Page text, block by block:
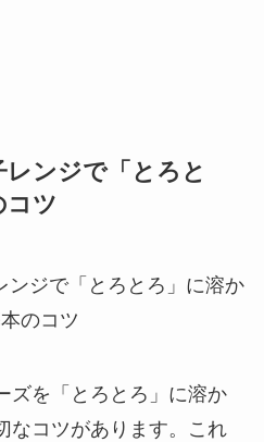
ンジで「とろと
コツ
ズを「とろとろ」に溶か
なコツがあります。これ